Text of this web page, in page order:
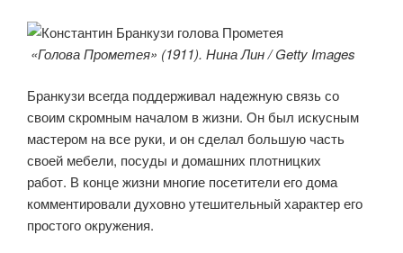
«Голова Прометея» (1911). Нина Лин / Getty Images
Бранкузи всегда поддерживал надежную связь со
своим скромным началом в жизни. Он был искусным
мастером на все руки, и он сделал большую часть
своей мебели, посуды и домашних плотницких
работ. В конце жизни многие посетители его дома
комментировали духовно утешительный характер его
простого окружения.